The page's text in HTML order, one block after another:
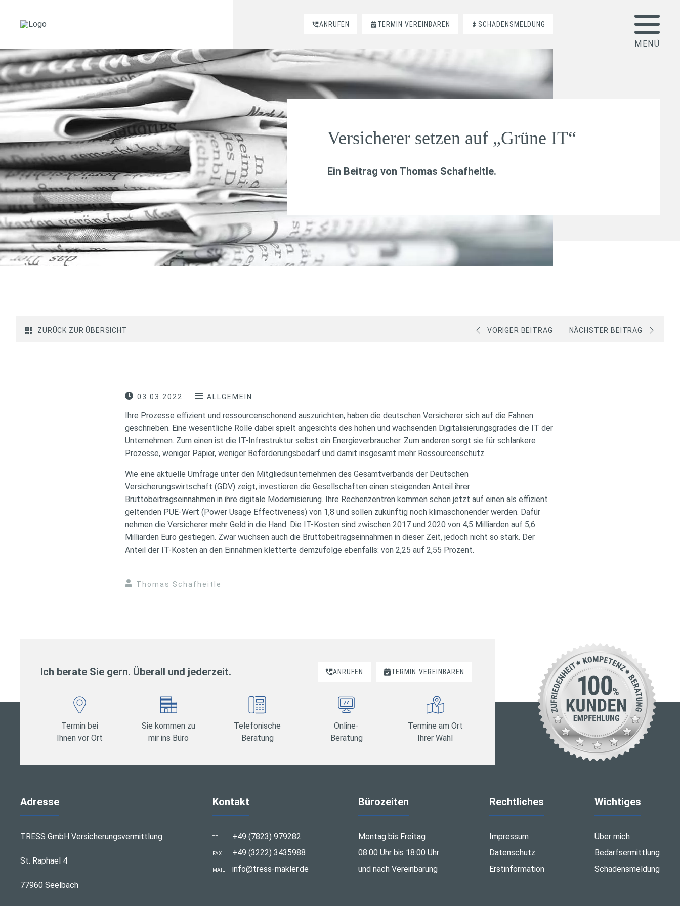
ANRUFEN TERMIN VEREINBAREN SCHADENSMELDUNG
Versicherer setzen auf „Grüne IT“
Ein Beitrag von Thomas Schafheitle.
ZURÜCK ZUR ÜBERSICHT VORIGER BEITRAG NÄCHSTER BEITRAG
03.03.2022 ALLGEMEIN
Ihre Prozesse effizient und ressourcenschonend auszurichten, haben die deutschen Versicherer sich auf die Fahnen
geschrieben. Eine wesentliche Rolle dabei spielt angesichts des hohen und wachsenden Digitalisierungsgrades die IT der
Unternehmen. Zum einen ist die IT-Infrastruktur selbst ein Energieverbraucher. Zum anderen sorgt sie für schlankere
Prozesse, weniger Papier, weniger Beförderungsbedarf und damit insgesamt mehr Ressourcenschutz.
Wie eine aktuelle Umfrage unter den Mitgliedsunternehmen des Gesamtverbands der Deutschen
Versicherungswirtschaft (GDV) zeigt, investieren die Gesellschaften einen steigenden Anteil ihrer
Bruttobeitragseinnahmen in ihre digitale Modernisierung. Ihre Rechenzentren kommen schon jetzt auf einen als effizient
geltenden PUE-Wert (Power Usage Effectiveness) von 1,8 und sollen zukünftig noch klimaschonender werden. Dafür
nehmen die Versicherer mehr Geld in die Hand: Die IT-Kosten sind zwischen 2017 und 2020 von 4,5 Milliarden auf 5,6
Milliarden Euro gestiegen. Zwar wuchsen auch die Bruttobeitragseinnahmen in dieser Zeit, jedoch nicht so stark. Der
Anteil der IT-Kosten an den Einnahmen kletterte demzufolge ebenfalls: von 2,25 auf 2,55 Prozent.
Thomas Schafheitle
Ich berate Sie gern. Überall und jederzeit. ANRUFEN TERMIN VEREINBAREN
Termin bei
Ihnen vor Ort
Sie kommen zu
mir ins Büro
Telefonische
Beratung
Online-
Beratung
Termine am Ort
Ihrer Wahl
Adresse
TRESS GmbH Versicherungsvermittlung
St. Raphael 4
77960 Seelbach
Kontakt
TEL +49 (7823) 979282
FAX +49 (3222) 3435988
MAIL info@tress-makler.de
Bürozeiten
Montag bis Freitag
08:00 Uhr bis 18:00 Uhr
und nach Vereinbarung
Rechtliches
Impressum
Datenschutz
Erstinformation
Wichtiges
Über mich
Bedarfsermittlung
Schadensmeldung